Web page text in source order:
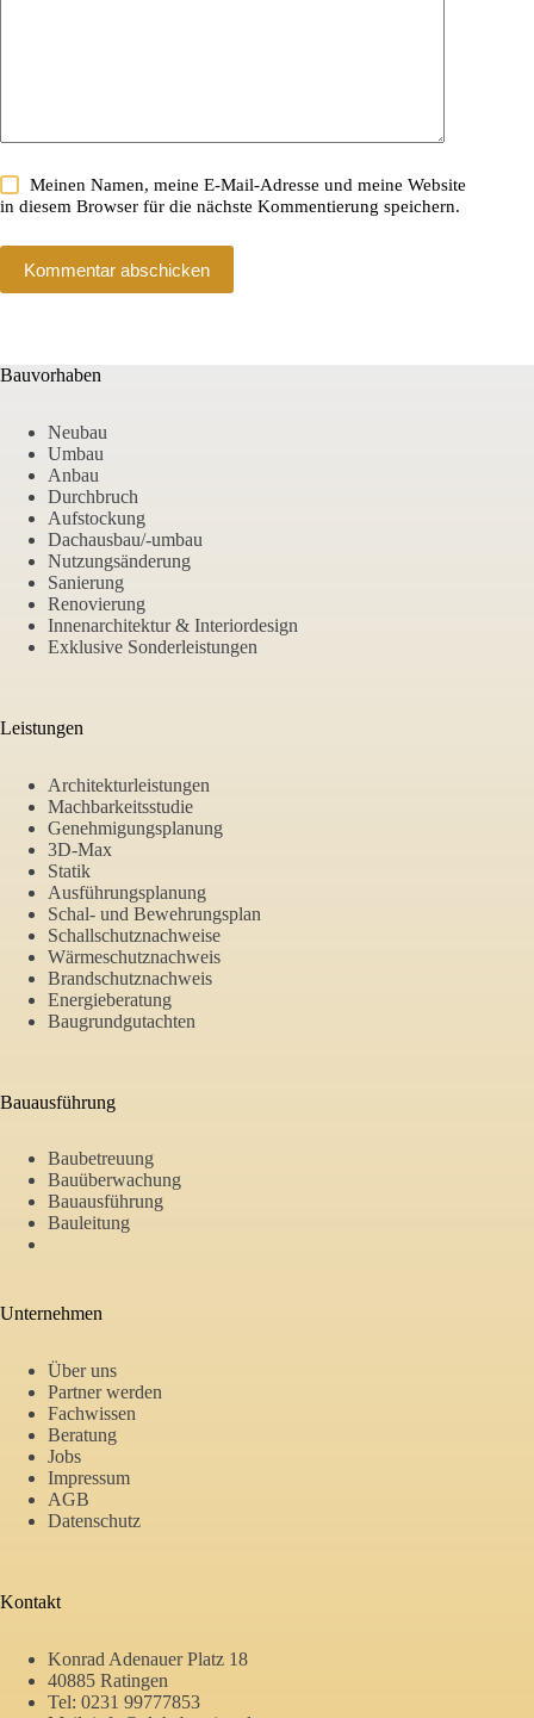
Meinen Namen, meine E-Mail-Adresse und meine Website
in diesem Browser für die nächste Kommentierung speichern.
Kommentar abschicken
Bauvorhaben
Neubau
Umbau
Anbau
Durchbruch
Aufstockung
Dachausbau/-umbau
Nutzungsänderung
Sanierung
Renovierung
Innenarchitektur & Interiordesign
Exklusive Sonderleistungen
Leistungen
Architekturleistungen
Machbarkeitsstudie
Genehmigungsplanung
3D-Max
Statik
Ausführungsplanung
Schal- und Bewehrungsplan
Schallschutznachweise
Wärmeschutznachweis
Brandschutznachweis
Energieberatung
Baugrundgutachten
Bauausführung
Baubetreuung
Bauüberwachung
Bauausführung
Bauleitung
Unternehmen
Über uns
Partner werden
Fachwissen
Beratung
Jobs
Impressum
AGB
Datenschutz
Kontakt
Konrad Adenauer Platz 18
40885 Ratingen
Tel: 0231 99777853